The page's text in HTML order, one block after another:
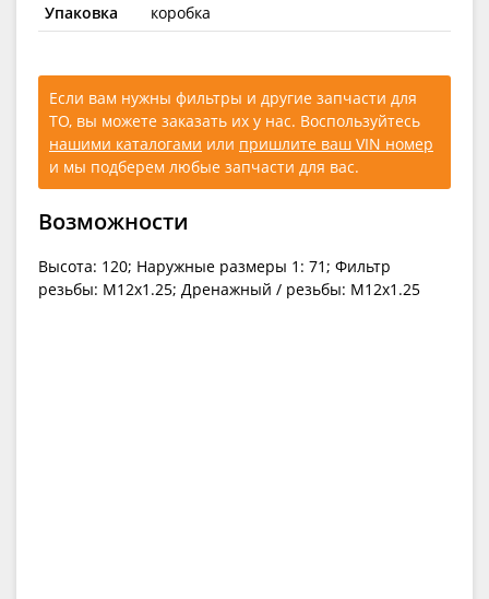
Упаковка
коробка
Если вам нужны фильтры и другие запчасти для
ТО, вы можете заказать их у нас. Воспользуйтесь
нашими каталогами или пришлите ваш VIN номер
и мы подберем любые запчасти для вас.
Возможности
Высота: 120; Наружные размеры 1: 71; Фильтр
резьбы: M12x1.25; Дренажный / резьбы: M12x1.25